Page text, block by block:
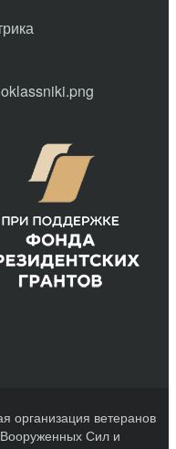
организация ветеранов
Сил и